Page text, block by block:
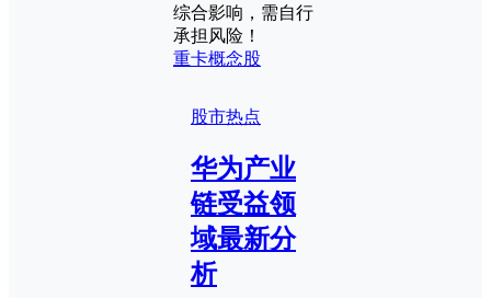
综合影响，需自行
承担风险！
重卡概念股
股市热点
华为产业
链受益领
域最新分
析